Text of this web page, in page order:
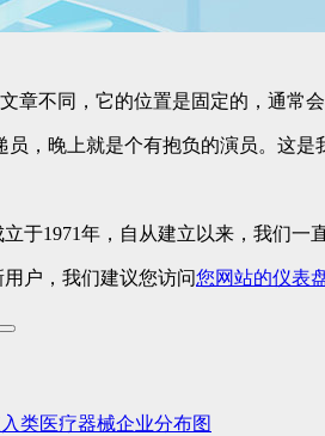
章不同，它的位置是固定的，通常
，晚上就是个有抱负的演员。这是
于1971年，自从建立以来，我们一
用户，我们建议您访问您网站的仪表
类医疗器械企业分布图